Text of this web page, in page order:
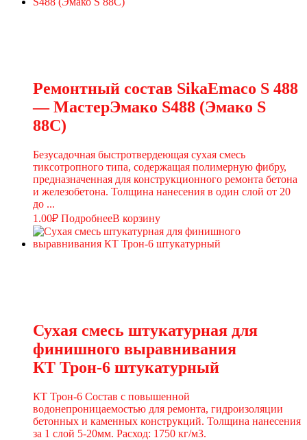
Ремонтный состав SikaEmaco S 488
— МастерЭмако S488 (Эмако S
88C)
Безусадочная быстротвердеющая сухая смесь
тиксотропного типа, содержащая полимерную фибру,
предназначенная для конструкционного ремонта бетона
и железобетона. Толщина нанесения в один слой от 20
до ...
1.00₽ ПодробнееВ корзину
Сухая смесь штукатурная для
финишного выравнивания
КТ Трон-6 штукатурный
КТ Трон-6 Состав с повышенной
водонепроницаемостью для ремонта, гидроизоляции
бетонных и каменных конструкций. Толщина нанесения
за 1 слой 5-20мм. Расход: 1750 кг/м3.